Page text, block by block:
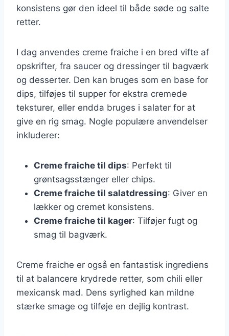
konsistens gør den ideel til både søde og salte
retter.
I dag anvendes creme fraiche i en bred vifte af
opskrifter, fra saucer og dressinger til bagværk
og desserter. Den kan bruges som en base for
dips, tilføjes til supper for ekstra cremede
teksturer, eller endda bruges i salater for at
give en rig smag. Nogle populære anvendelser
inkluderer:
Creme fraiche til dips: Perfekt til
grøntsagsstænger eller chips.
Creme fraiche til salatdressing: Giver en
lækker og cremet konsistens.
Creme fraiche til kager: Tilføjer fugt og
smag til bagværk.
Creme fraiche er også en fantastisk ingrediens
til at balancere krydrede retter, som chili eller
mexicansk mad. Dens syrlighed kan mildne
stærke smage og tilføje en dejlig kontrast.